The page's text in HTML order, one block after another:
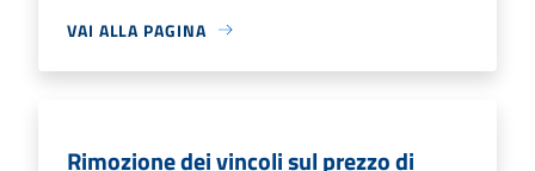
VAI ALLA PAGINA
Rimozione dei vincoli sul prezzo di